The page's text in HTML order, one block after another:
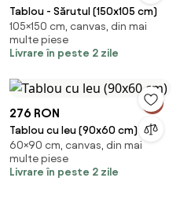
Tablou - Sărutul (150x105 cm)
105×150 cm, canvas, din mai
multe piese
Livrare în peste 2 zile
276 RON
Tablou cu leu (90x60 cm)
60×90 cm, canvas, din mai
multe piese
Livrare în peste 2 zile